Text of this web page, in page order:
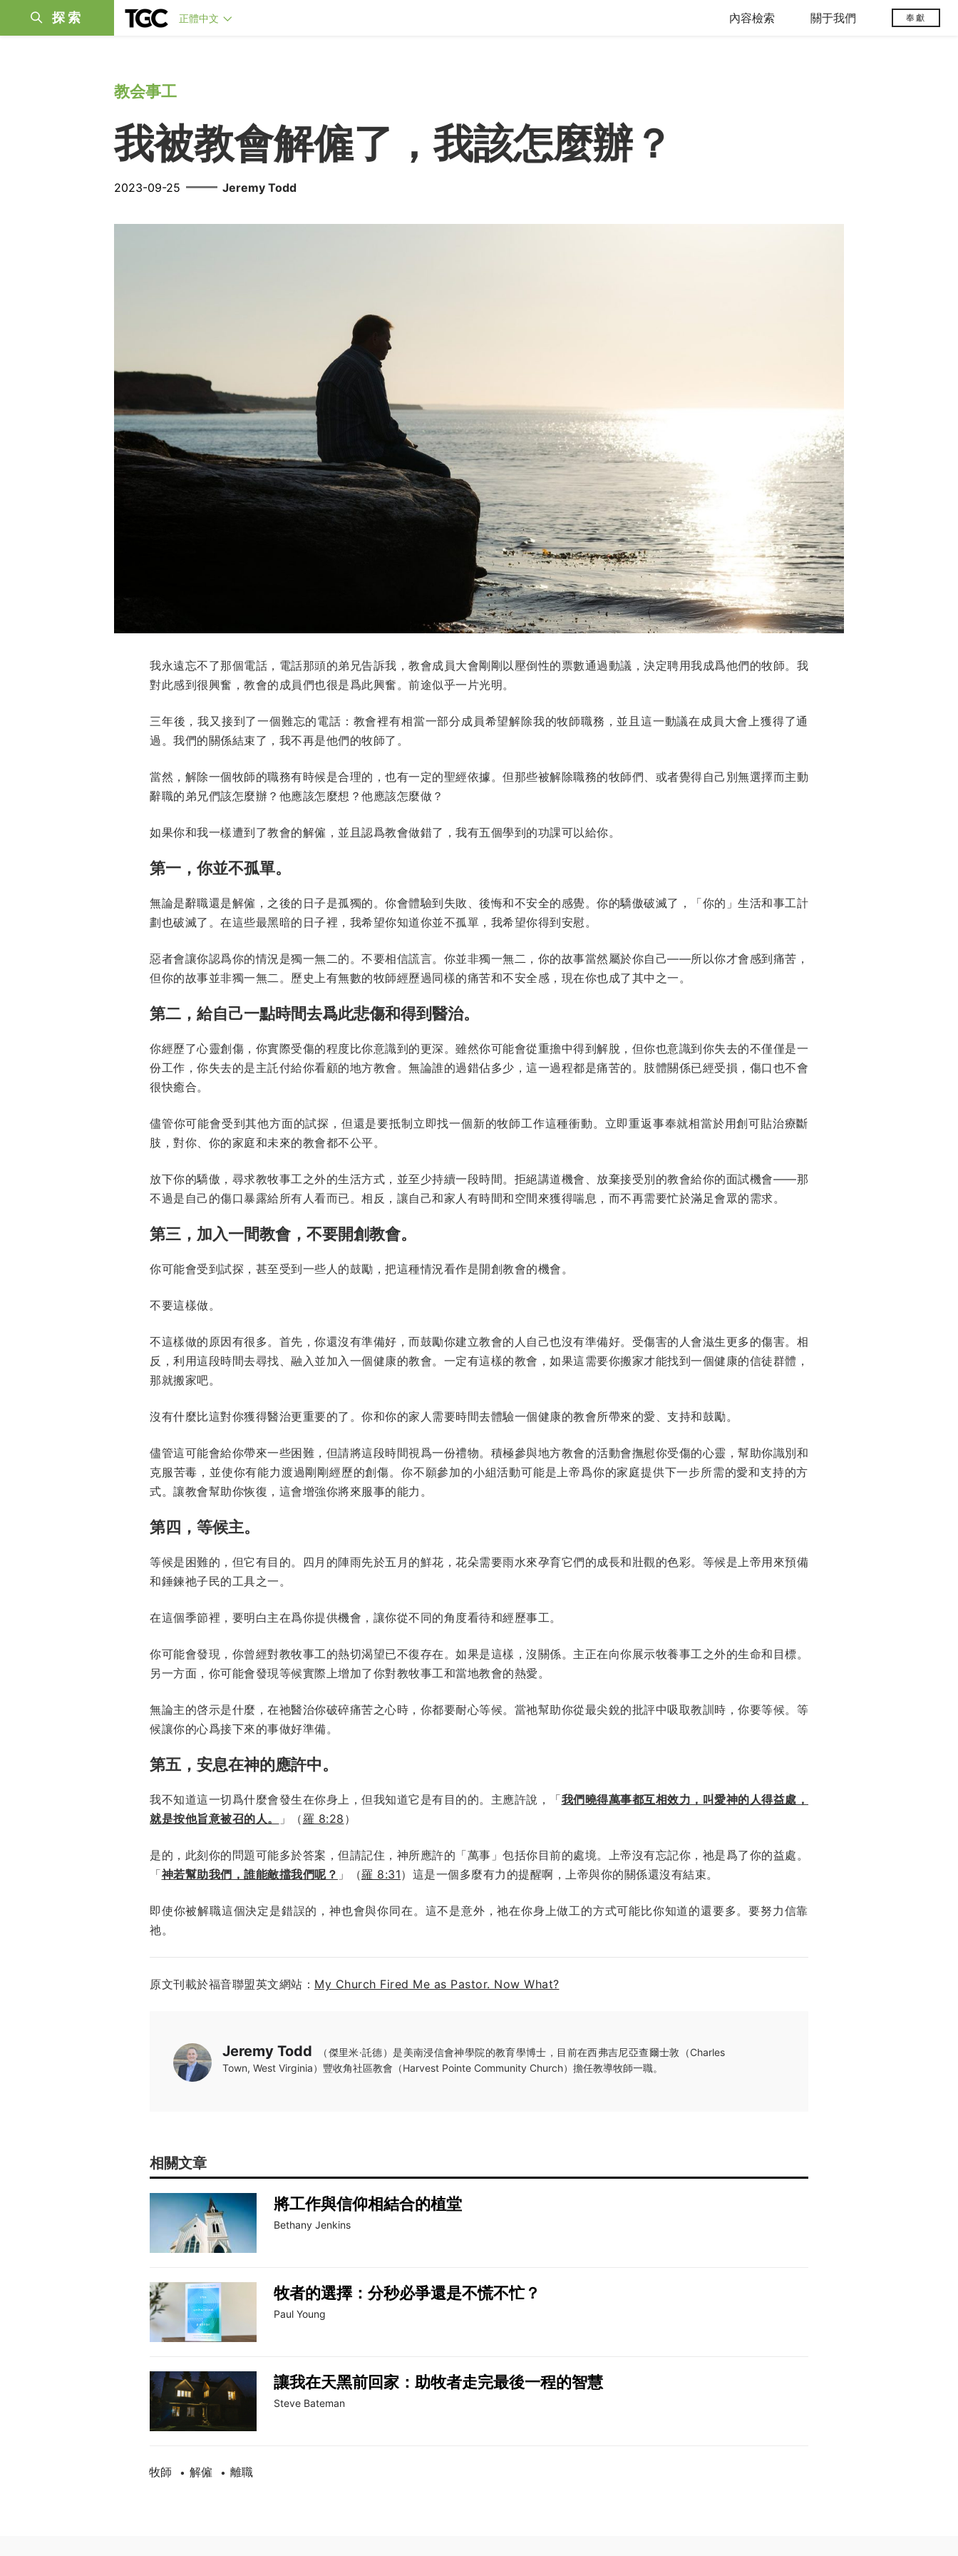
探索 正體中文 內容檢索 關于我們 奉獻
教会事工
我被教會解僱了，我該怎麼辦？
2023-09-25 —— Jeremy Todd
我永遠忘不了那個電話，電話那頭的弟兄告訴我，教會成員大會剛剛以壓倒性的票數通過動議，決定聘用我成爲他們的牧師。我
對此感到很興奮，教會的成員們也很是爲此興奮。前途似乎一片光明。
三年後，我又接到了一個難忘的電話：教會裡有相當一部分成員希望解除我的牧師職務，並且這一動議在成員大會上獲得了通
過。我們的關係結束了，我不再是他們的牧師了。
當然，解除一個牧師的職務有時候是合理的，也有一定的聖經依據。但那些被解除職務的牧師們、或者覺得自己別無選擇而主動
辭職的弟兄們該怎麼辦？他應該怎麼想？他應該怎麼做？
如果你和我一樣遭到了教會的解僱，並且認爲教會做錯了，我有五個學到的功課可以給你。
第一，你並不孤單。
無論是辭職還是解僱，之後的日子是孤獨的。你會體驗到失敗、後悔和不安全的感覺。你的驕傲破滅了，「你的」生活和事工計
劃也破滅了。在這些最黑暗的日子裡，我希望你知道你並不孤單，我希望你得到安慰。
惡者會讓你認爲你的情況是獨一無二的。不要相信謊言。你並非獨一無二，你的故事當然屬於你自己——所以你才會感到痛苦，
但你的故事並非獨一無二。歷史上有無數的牧師經歷過同樣的痛苦和不安全感，現在你也成了其中之一。
第二，給自己一點時間去爲此悲傷和得到醫治。
你經歷了心靈創傷，你實際受傷的程度比你意識到的更深。雖然你可能會從重擔中得到解脫，但你也意識到你失去的不僅僅是一
份工作，你失去的是主託付給你看顧的地方教會。無論誰的過錯佔多少，這一過程都是痛苦的。肢體關係已經受損，傷口也不會
很快癒合。
儘管你可能會受到其他方面的試探，但還是要抵制立即找一個新的牧師工作這種衝動。立即重返事奉就相當於用創可貼治療斷
肢，對你、你的家庭和未來的教會都不公平。
放下你的驕傲，尋求教牧事工之外的生活方式，並至少持續一段時間。拒絕講道機會、放棄接受別的教會給你的面試機會——那
不過是自己的傷口暴露給所有人看而已。相反，讓自己和家人有時間和空間來獲得喘息，而不再需要忙於滿足會眾的需求。
第三，加入一間教會，不要開創教會。
你可能會受到試探，甚至受到一些人的鼓勵，把這種情況看作是開創教會的機會。
不要這樣做。
不這樣做的原因有很多。首先，你還沒有準備好，而鼓勵你建立教會的人自己也沒有準備好。受傷害的人會滋生更多的傷害。相
反，利用這段時間去尋找、融入並加入一個健康的教會。一定有這樣的教會，如果這需要你搬家才能找到一個健康的信徒群體，
那就搬家吧。
沒有什麼比這對你獲得醫治更重要的了。你和你的家人需要時間去體驗一個健康的教會所帶來的愛、支持和鼓勵。
儘管這可能會給你帶來一些困難，但請將這段時間視爲一份禮物。積極參與地方教會的活動會撫慰你受傷的心靈，幫助你識別和
克服苦毒，並使你有能力渡過剛剛經歷的創傷。你不願參加的小組活動可能是上帝爲你的家庭提供下一步所需的愛和支持的方
式。讓教會幫助你恢復，這會增強你將來服事的能力。
第四，等候主。
等候是困難的，但它有目的。四月的陣雨先於五月的鮮花，花朵需要雨水來孕育它們的成長和壯觀的色彩。等候是上帝用來預備
和錘鍊祂子民的工具之一。
在這個季節裡，要明白主在爲你提供機會，讓你從不同的角度看待和經歷事工。
你可能會發現，你曾經對教牧事工的熱切渴望已不復存在。如果是這樣，沒關係。主正在向你展示牧養事工之外的生命和目標。
另一方面，你可能會發現等候實際上增加了你對教牧事工和當地教會的熱愛。
無論主的啓示是什麼，在祂醫治你破碎痛苦之心時，你都要耐心等候。當祂幫助你從最尖銳的批評中吸取教訓時，你要等候。等
候讓你的心爲接下來的事做好準備。
第五，安息在神的應許中。
我不知道這一切爲什麼會發生在你身上，但我知道它是有目的的。主應許說，「我們曉得萬事都互相效力，叫愛神的人得益處，
就是按他旨意被召的人。
」（羅 8:28 ）
是的，此刻你的問題可能多於答案，但請記住，神所應許的「萬事」包括你目前的處境。上帝沒有忘記你，祂是爲了你的益處。
「神若幫助我們，誰能敵擋我們呢？ 」（羅 8:31）這是一個多麼有力的提醒啊，上帝與你的關係還沒有結束。
即使你被解職這個決定是錯誤的，神也會與你同在。這不是意外，祂在你身上做工的方式可能比你知道的還要多。要努力信靠
祂。
原文刊載於福音聯盟英文網站： My Church Fired Me as Pastor. Now What?
Jeremy Todd
（傑里米·託德）是美南浸信會神學院的教育學博士，目前在西弗吉尼亞查爾士敦（Charles
Town, West Virginia）豐收角社區教會（Harvest Pointe Community Church）擔任教導牧師一職。
相關文章
將工作與信仰相結合的植堂
Bethany Jenkins
牧者的選擇：分秒必爭還是不慌不忙？
Paul Young
讓我在天黑前回家：助牧者走完最後一程的智慧
Steve Bateman
牧師 • 解僱 • 離職